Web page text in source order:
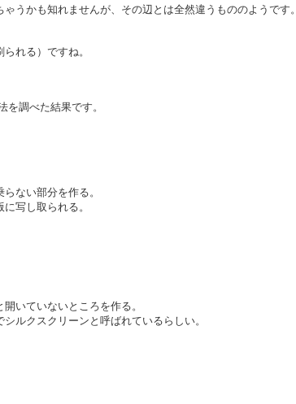
うかも知れませんが、その辺とは全然違うもののようです。
れる）ですね。
を調べた結果です。
ない部分を作る。
写し取られる。
いていないところを作る。
ルクスクリーンと呼ばれているらしい。